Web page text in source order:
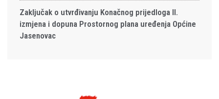
Zaključak o utvrđivanju Konačnog prijedloga II.
izmjena i dopuna Prostornog plana uređenja Općine
Jasenovac